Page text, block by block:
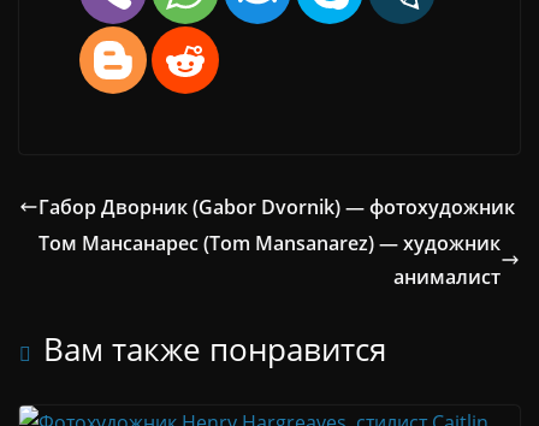
Габор Дворник (Gabor Dvornik) — фотохудожник
Том Мансанарес (Tom Mansanarez) — художник
анималист
Вам также понравится